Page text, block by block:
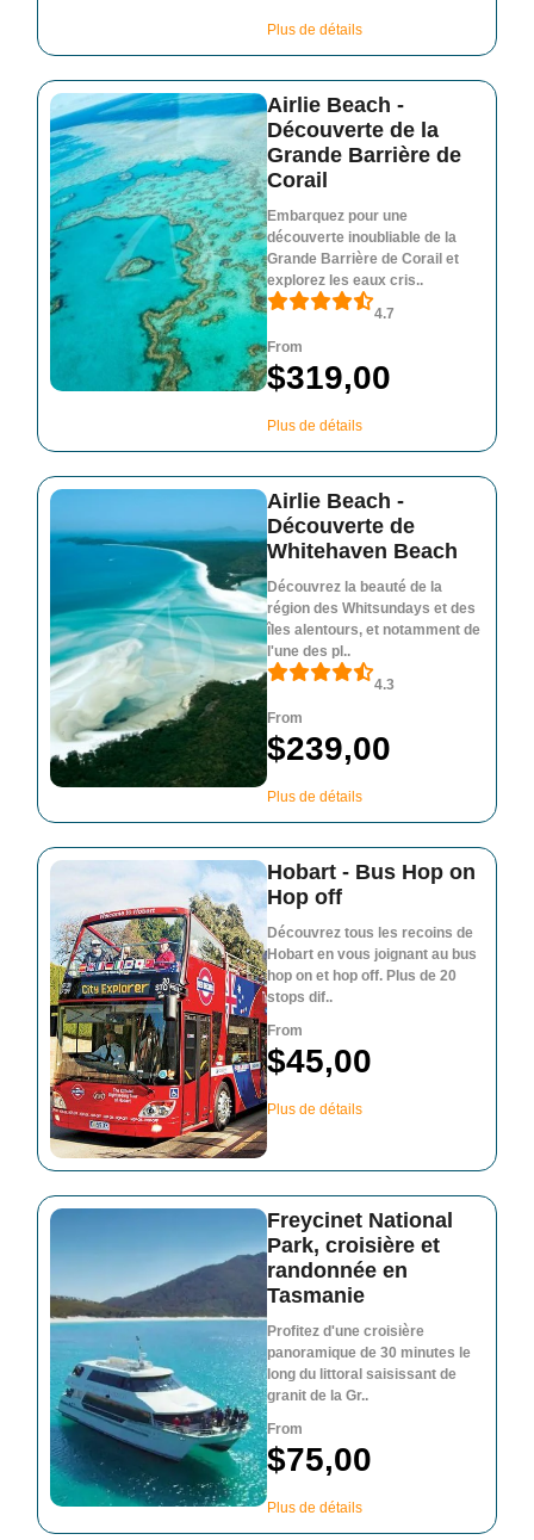
Plus de détails
Airlie Beach -
Découverte de la
Grande Barrière de
Corail
Embarquez pour une
découverte inoubliable de la
Grande Barrière de Corail et
explorez les eaux cris..
4.7
From
$319,00
Plus de détails
Airlie Beach -
Découverte de
Whitehaven Beach
Découvrez la beauté de la
région des Whitsundays et des
îles alentours, et notamment de
l'une des pl..
4.3
From
$239,00
Plus de détails
Hobart - Bus Hop on
Hop off
Découvrez tous les recoins de
Hobart en vous joignant au bus
hop on et hop off. Plus de 20
stops dif..
From
$45,00
Plus de détails
Freycinet National
Park, croisière et
randonnée en
Tasmanie
Profitez d'une croisière
panoramique de 30 minutes le
long du littoral saisissant de
granit de la Gr..
From
$75,00
Plus de détails